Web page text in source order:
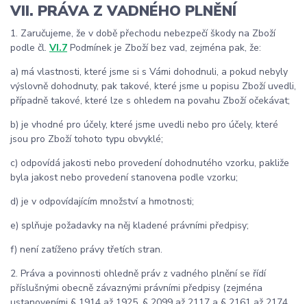
VII. PRÁVA Z VADNÉHO PLNĚNÍ
1. Zaručujeme, že v době přechodu nebezpečí škody na Zboží
podle čl. VI.7 Podmínek je Zboží bez vad, zejména pak, že:
a) má vlastnosti, které jsme si s Vámi dohodnuli, a pokud nebyly
výslovně dohodnuty, pak takové, které jsme u popisu Zboží uvedli,
případně takové, které lze s ohledem na povahu Zboží očekávat;
b) je vhodné pro účely, které jsme uvedli nebo pro účely, které
jsou pro Zboží tohoto typu obvyklé;
c) odpovídá jakosti nebo provedení dohodnutého vzorku, pakliže
byla jakost nebo provedení stanovena podle vzorku;
d) je v odpovídajícím množství a hmotnosti;
e) splňuje požadavky na něj kladené právními předpisy;
f) není zatíženo právy třetích stran.
2. Práva a povinnosti ohledně práv z vadného plnění se řídí
příslušnými obecně závaznými právními předpisy (zejména